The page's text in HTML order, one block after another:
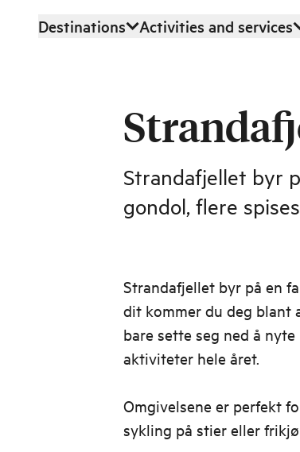
Skip to main content
Destinations Activities and services
Strandafjellet byr
gondol, flere
Strandafjellet byr på en
dit kommer du deg blant
bare sette seg ned å
aktiviteter hele året.
Omgivelsene er perfekt
sykling på stier eller